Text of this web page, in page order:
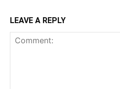
LEAVE A REPLY